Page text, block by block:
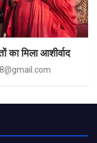
मिला आशीर्वाद